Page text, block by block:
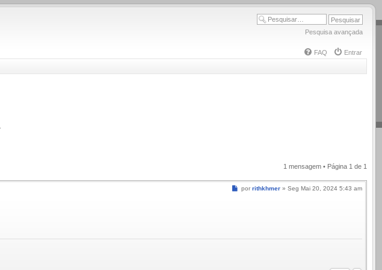
Pesquisa avançada
FAQ
Entrar
1 mensagem • Página 1 de 1
Mensagem
por rithkhmer » Seg Mai 20, 2024 5:43 am